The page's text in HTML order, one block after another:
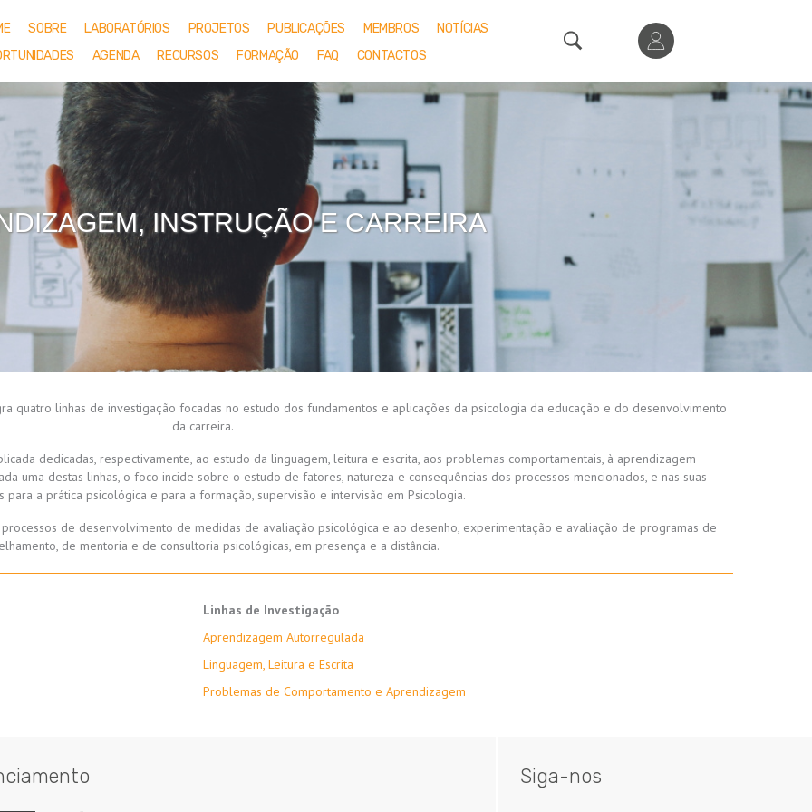
SOBRE LABORATÓRIOS PROJETOS PUBLICAÇÕES MEMBROS
NOTÍCIAS
AGENDA RECURSOS FORMAÇÃO FAQ CONTACTOS
INSTRUÇÃO E CARREIRA
quatro linhas de investigação focadas no estudo dos fundamentos e aplicações da psicologia da educação e do desenvolvimento
da carreira.
dedicadas, respectivamente, ao estudo da linguagem, leitura e escrita, aos problemas comportamentais, à aprendizagem
uma destas linhas, o foco incide sobre o estudo de fatores, natureza e consequências dos processos mencionados, e nas suas
para a prática psicológica e para a formação, supervisão e intervisão em Psicologia.
de desenvolvimento de medidas de avaliação psicológica e ao desenho, experimentação e avaliação de programas de
de mentoria e de consultoria psicológicas, em presença e a distância.
Linhas de Investigação
Aprendizagem Autorregulada
Linguagem, Leitura e Escrita
Problemas de Comportamento e Aprendizagem
Siga-nos